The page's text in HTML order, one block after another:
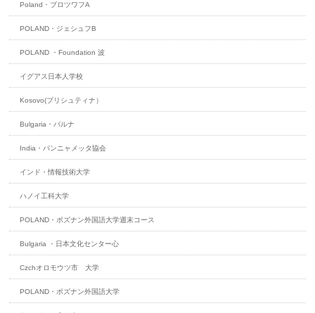
Poland・ブロツワフA
POLAND・ジェシュフB
POLAND ・Foundation 波
イグアス日本人学校
Kosovo(プリシュティナ）
Bulgaria・バルナ
India・パンニャメッタ協会
インド・情報技術大学
ハノイ工科大学
POLAND・ポズナン外国語大学週末コース
Bulgaria ・日本文化センター心
Czchオロモウツ市 大学
POLAND・ポズナン外国語大学